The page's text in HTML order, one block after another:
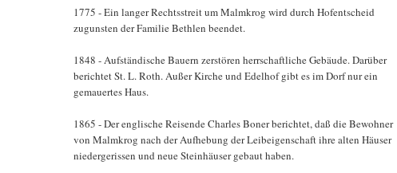
1775 - Ein langer Rechtsstreit um Malmkrog wird durch Hofentscheid
zugunsten der Familie Bethlen beendet.
1848 - Aufständische Bauern zerstören herrschaftliche Gebäude. Darüber
berichtet St. L. Roth. Außer Kirche und Edelhof gibt es im Dorf nur ein
gemauertes Haus.
1865 - Der englische Reisende Charles Boner berichtet, daß die Bewohner
von Malmkrog nach der Aufhebung der Leibeigenschaft ihre alten Häuser
niedergerissen und neue Steinhäuser gebaut haben.